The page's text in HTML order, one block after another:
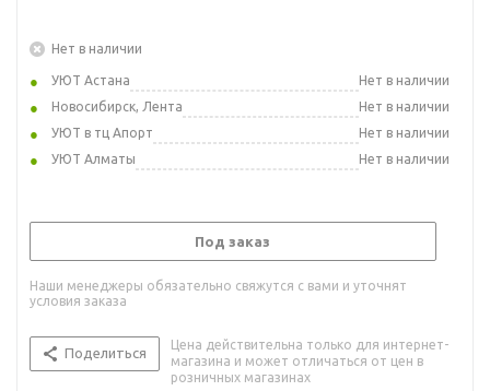
Нет в наличии
УЮТ Астана
Нет в наличии
Новосибирск, Лента
Нет в наличии
УЮТ в тц Апорт
Нет в наличии
УЮТ Алматы
Нет в наличии
Под заказ
Наши менеджеры обязательно свяжутся с вами и уточнят
условия заказа
Поделиться
Цена действительна только для интернет-
магазина и может отличаться от цен в
розничных магазинах